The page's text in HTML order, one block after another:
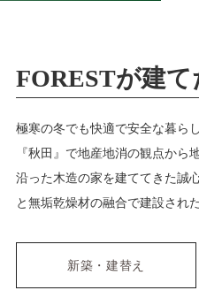
FORESTが建て
極寒の冬でも快適で安全な暮ら
『秋田』で地産地消の観点から
沿った木造の家を建ててきた誠
と無垢乾燥材の融合で建設され
新築・建替え